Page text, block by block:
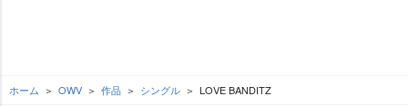
ホーム OWV 作品 シングル LOVE BANDITZ